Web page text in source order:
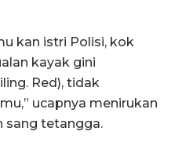
kan istri Polisi, kok
kayak gini
Red), tidak
ucapnya menirukan
sang tetangga.